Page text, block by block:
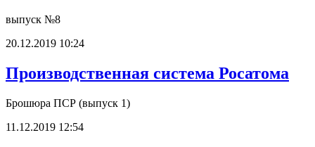
выпуск №8
20.12.2019 10:24
Производственная система Росатома
Брошюра ПСР (выпуск 1)
11.12.2019 12:54